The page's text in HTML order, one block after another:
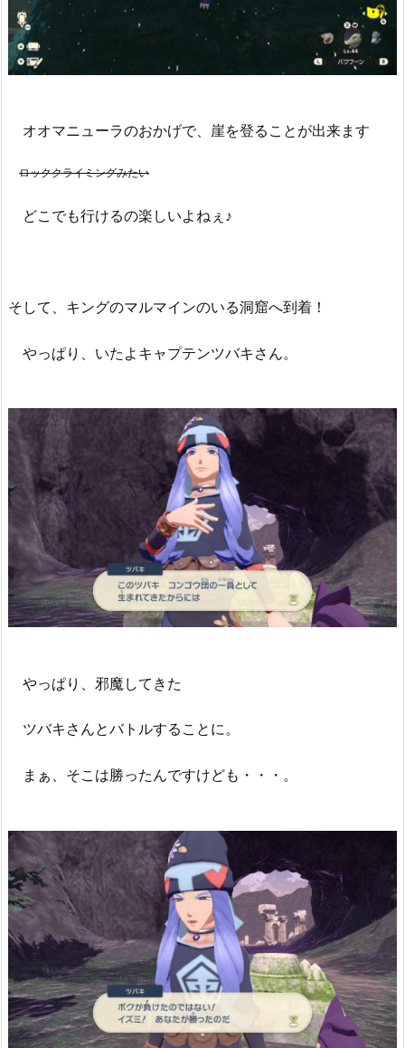
オオマニューラのおかげで、崖を登ることが出来ます
ロッククライミングみたい
どこでも行けるの楽しいよねぇ♪
そして、キングのマルマインのいる洞窟へ到着！
やっぱり、いたよキャプテンツバキさん。
やっぱり、邪魔してきた
ツバキさんとバトルすることに。
まぁ、そこは勝ったんですけども・・・。